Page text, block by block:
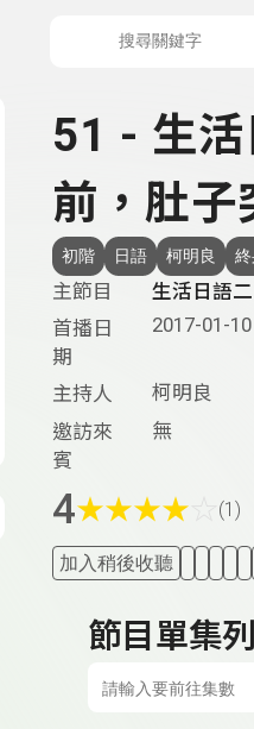
51 - 生
前，肚子
初階 日語 柯明良
主節目
生活日語二
首播日
期
2017-01-10
主持人
柯明良
邀訪來
賓
無
4★★★★ (1)
加入稍後收聽
節目單集